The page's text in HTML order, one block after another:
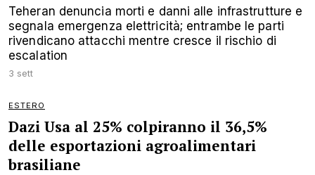
Teheran denuncia morti e danni alle infrastrutture e
segnala emergenza elettricità; entrambe le parti
rivendicano attacchi mentre cresce il rischio di
escalation
3 sett
ESTERO
Dazi Usa al 25% colpiranno il 36,5%
delle esportazioni agroalimentari
brasiliane